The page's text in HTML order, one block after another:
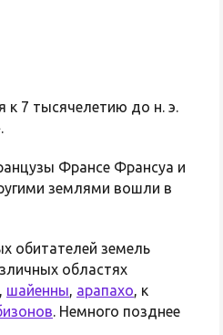
к 7 тысячелетию до н. э.
Франсе Франсуа и
землями вошли в
обитателей земель
областях
, шайенны, арапахо, к
. Немного позднее